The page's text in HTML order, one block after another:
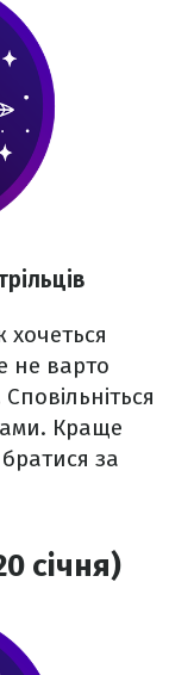
хочеться
не варто
Краще
за
січня)